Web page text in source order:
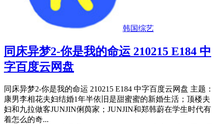
韩国综艺
同床异梦2-你是我的命运 210215 E184 中
字百度云网盘
同床异梦2-你是我的命运 210215 E184 中字百度云网盘 主题：
康男李相花夫妇结婚1年半依旧是甜蜜蜜的新婚生活；顶楼夫
妇和九拉做客JUNJIN俐藇家；JUNJIN和郑韩蔚在学生时代有
着怎么的奇...